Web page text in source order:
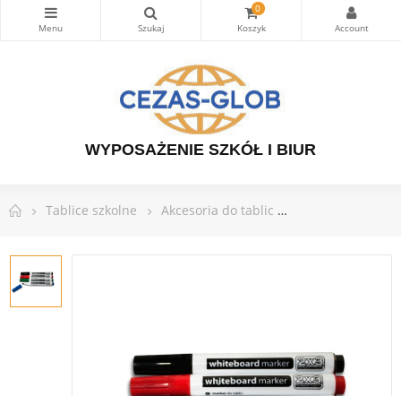
0
WYPOSAŻENIE SZKÓŁ I BIUR
Tablice szkolne Akcesoria do tablic